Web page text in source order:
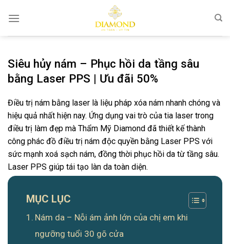
qua
Siêu hủy nám – Phục hồi da tầng sâu
bằng Laser PPS | Ưu đãi 50%
Điều trị nám bằng laser là liệu pháp xóa nám nhanh chóng và
hiệu quả nhất hiện nay. Ứng dụng vai trò của tia laser trong
điều trị làm đẹp mà Thẩm Mỹ Diamond đã thiết kế thành
công phác đồ điều trị nám độc quyền bằng Laser PPS với
sức mạnh xoá sạch nám, đồng thời phục hồi da từ tầng sâu.
Laser PPS giúp tái tạo làn da toàn diện.
MỤC LỤC
Nám da – Nỗi ám ảnh lớn của chị em khi
ngưỡng tuổi 30 gõ cửa